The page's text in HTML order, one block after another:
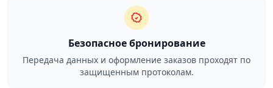
Безопасное бронирование
Передача данных и оформление заказов проходят по
защищенным протоколам.